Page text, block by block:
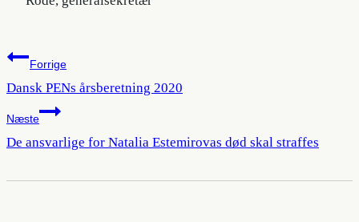
Indlægsnavigation
Forrige
Dansk PENs årsberetning 2020
Næste
De ansvarlige for Natalia Estemirovas død skal straffes